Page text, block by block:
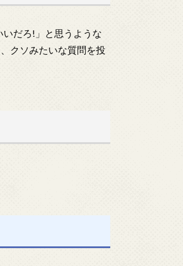
だろ!」と思うような
クソみたいな質問を投